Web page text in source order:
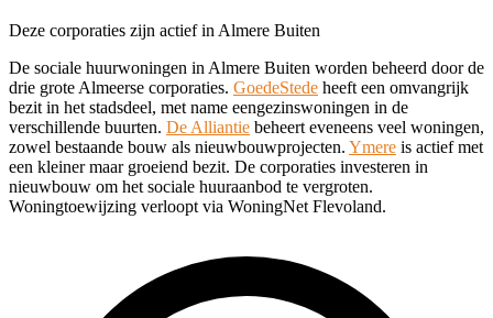
Deze corporaties zijn actief in Almere Buiten
De sociale huurwoningen in Almere Buiten worden beheerd door de
drie grote Almeerse corporaties. GoedeStede heeft een omvangrijk
bezit in het stadsdeel, met name eengezinswoningen in de
verschillende buurten. De Alliantie beheert eveneens veel woningen,
zowel bestaande bouw als nieuwbouwprojecten. Ymere is actief met
een kleiner maar groeiend bezit. De corporaties investeren in
nieuwbouw om het sociale huuraanbod te vergroten.
Woningtoewijzing verloopt via WoningNet Flevoland.